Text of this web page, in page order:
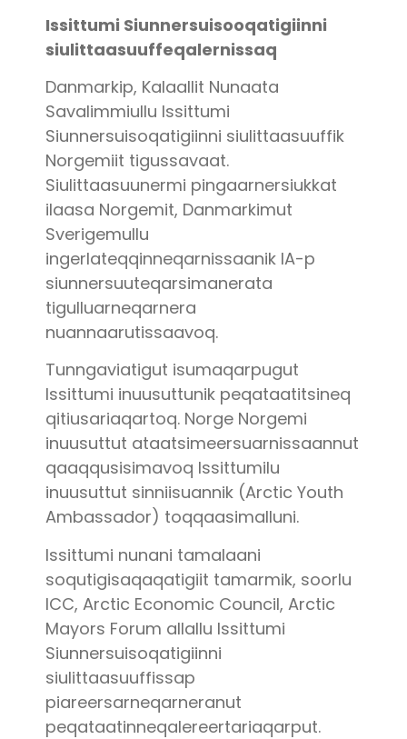
Issittumi Siunnersuisooqatigiinni
siulittaasuuffeqalernissaq
Danmarkip, Kalaallit Nunaata
Savalimmiullu Issittumi
Siunnersuisoqatigiinni siulittaasuuffik
Norgemiit tigussavaat.
Siulittaasuunermi pingaarnersiukkat
ilaasa Norgemit, Danmarkimut
Sverigemullu
ingerlateqqinneqarnissaanik IA-p
siunnersuuteqarsimanerata
tigulluarneqarnera
nuannaarutissaavoq.
Tunngaviatigut isumaqarpugut
Issittumi inuusuttunik peqataatitsineq
qitiusariaqartoq. Norge Norgemi
inuusuttut ataatsimeersuarnissaannut
qaaqqusisimavoq Issittumilu
inuusuttut sinniisuannik (Arctic Youth
Ambassador) toqqaasimalluni.
Issittumi nunani tamalaani
soqutigisaqaqatigiit tamarmik, soorlu
ICC, Arctic Economic Council, Arctic
Mayors Forum allallu Issittumi
Siunnersuisoqatigiinni
siulittaasuuffissap
piareersarneqarneranut
peqataatinneqalereertariaqarput.